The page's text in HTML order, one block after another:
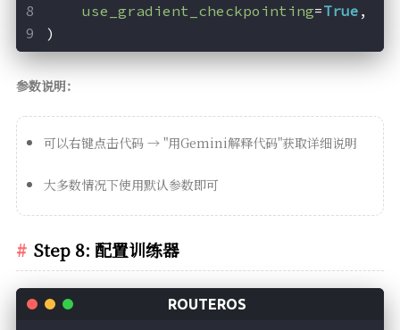
use_gradient_checkpointing=True ,
)
参数说明：
可以右键点击代码 → "用Gemini解释代码"获取详细说明
大多数情况下使用默认参数即可
Step 8: 配置训练器